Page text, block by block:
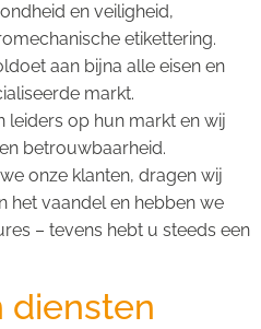
en veiligheid,
etikettering.
aan bijna alle eisen en
markt.
leiders op hun markt en wij
betrouwbaarheid.
onze klanten, dragen wij
het vaandel en hebben we
– tevens hebt u steeds een
diensten